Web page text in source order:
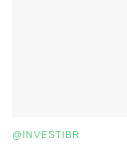
@INVESTIBR